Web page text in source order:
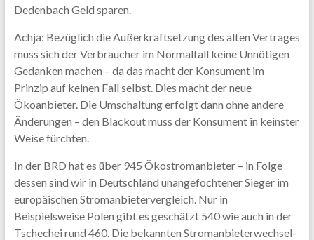
Dedenbach Geld sparen.
Achja: Bezüglich die Außerkraftsetzung des alten Vertrages
muss sich der Verbraucher im Normalfall keine Unnötigen
Gedanken machen – da das macht der Konsument im
Prinzip auf keinen Fall selbst. Dies macht der neue
Ökoanbieter. Die Umschaltung erfolgt dann ohne andere
Änderungen – den Blackout muss der Konsument in keinster
Weise fürchten.
In der BRD hat es über 945 Ökostromanbieter – in Folge
dessen sind wir in Deutschland unangefochtener Sieger im
europäischen Stromanbietervergleich. Nur in
Beispielsweise Polen gibt es geschätzt 540 wie auch in der
Tschechei rund 460. Die bekannten Stromanbieterwechsel-